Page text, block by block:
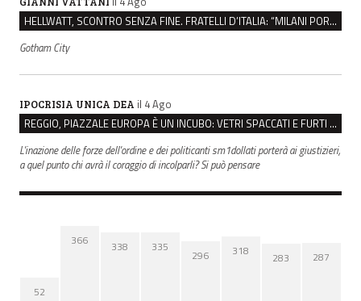
HELLWATT, SCONTRO SENZA FINE. FRATELLI D’ITALIA: “MILANI PORTA DOCUMENTI, DE FRANCO INSULTI”
Gotham City
IPOCRISIA UNICA DEA il 4 Ago
REGGIO, PIAZZALE EUROPA È UN INCUBO: VETRI SPACCATI E FURTI SULLE AUTO IN SOSTA
L'inazione delle forze dell'ordine e dei politicanti sm1dollati porterà ai giustizieri,
a quel punto chi avrà il coraggio di incolparli? Si può pensare
52
366 338 335
296 318 283 287